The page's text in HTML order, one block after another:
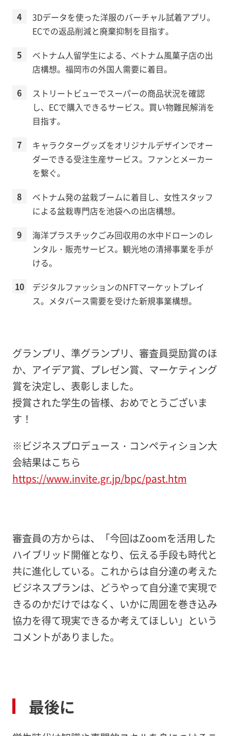
3Dデータを使った洋服のバーチャル試着アプリ。
ECでの返品削減と廃棄抑制を目指す。
ベトナム人留学生による、ベトナム風菓子店の出
店構想。福岡市の外国人需要に着目。
ストリートビューでスーパーの商品状況を確認
し、ECで購入できるサービス。買い物難民解消を
目指す。
キャラクターグッズをオリジナルデザインでオー
ダーできる受注生産サービス。ファンとメーカー
を繋ぐ。
ベトナム発の盆栽ブームに着目し、女性スタッフ
による盆栽専門店を池袋への出店構想。
海洋プラスチックごみ回収用の水中ドローンのレ
ンタル・販売サービス。観光地の清掃事業を手が
ける。
デジタルファッションのNFTマーケットプレイ
ス。メタバース需要を受けた新規事業構想。
グランプリ、準グランプリ、審査員奨励賞のほ
か、アイデア賞、プレゼン賞、マーケティング
賞を決定し、表彰しました。
授賞された学生の皆様、おめでとうございま
す！
※ビジネスプロデュース・コンペティション大
会結果はこちら
https://www.invite.gr.jp/bpc/past.htm
審査員の方からは、「今回はZoomを活用した
ハイブリッド開催となり、伝える手段も時代と
共に進化している。これからは自分達の考えた
ビジネスプランは、どうやって自分達で実現で
きるのかだけではなく、いかに周囲を巻き込み
協力を得て現実できるか考えてほしい」という
コメントがありました。
最後に